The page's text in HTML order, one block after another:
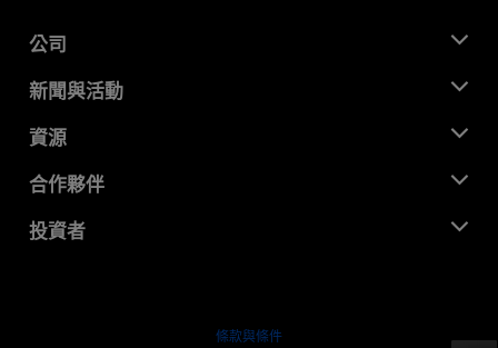
公司
關於 AMD
企業責任
招聘
聯絡我們
新聞與活動
新聞室
媒體庫
資源
開發者中心
案例研究
合作夥伴
AMD 合作夥伴中心
投資者
條款與條件